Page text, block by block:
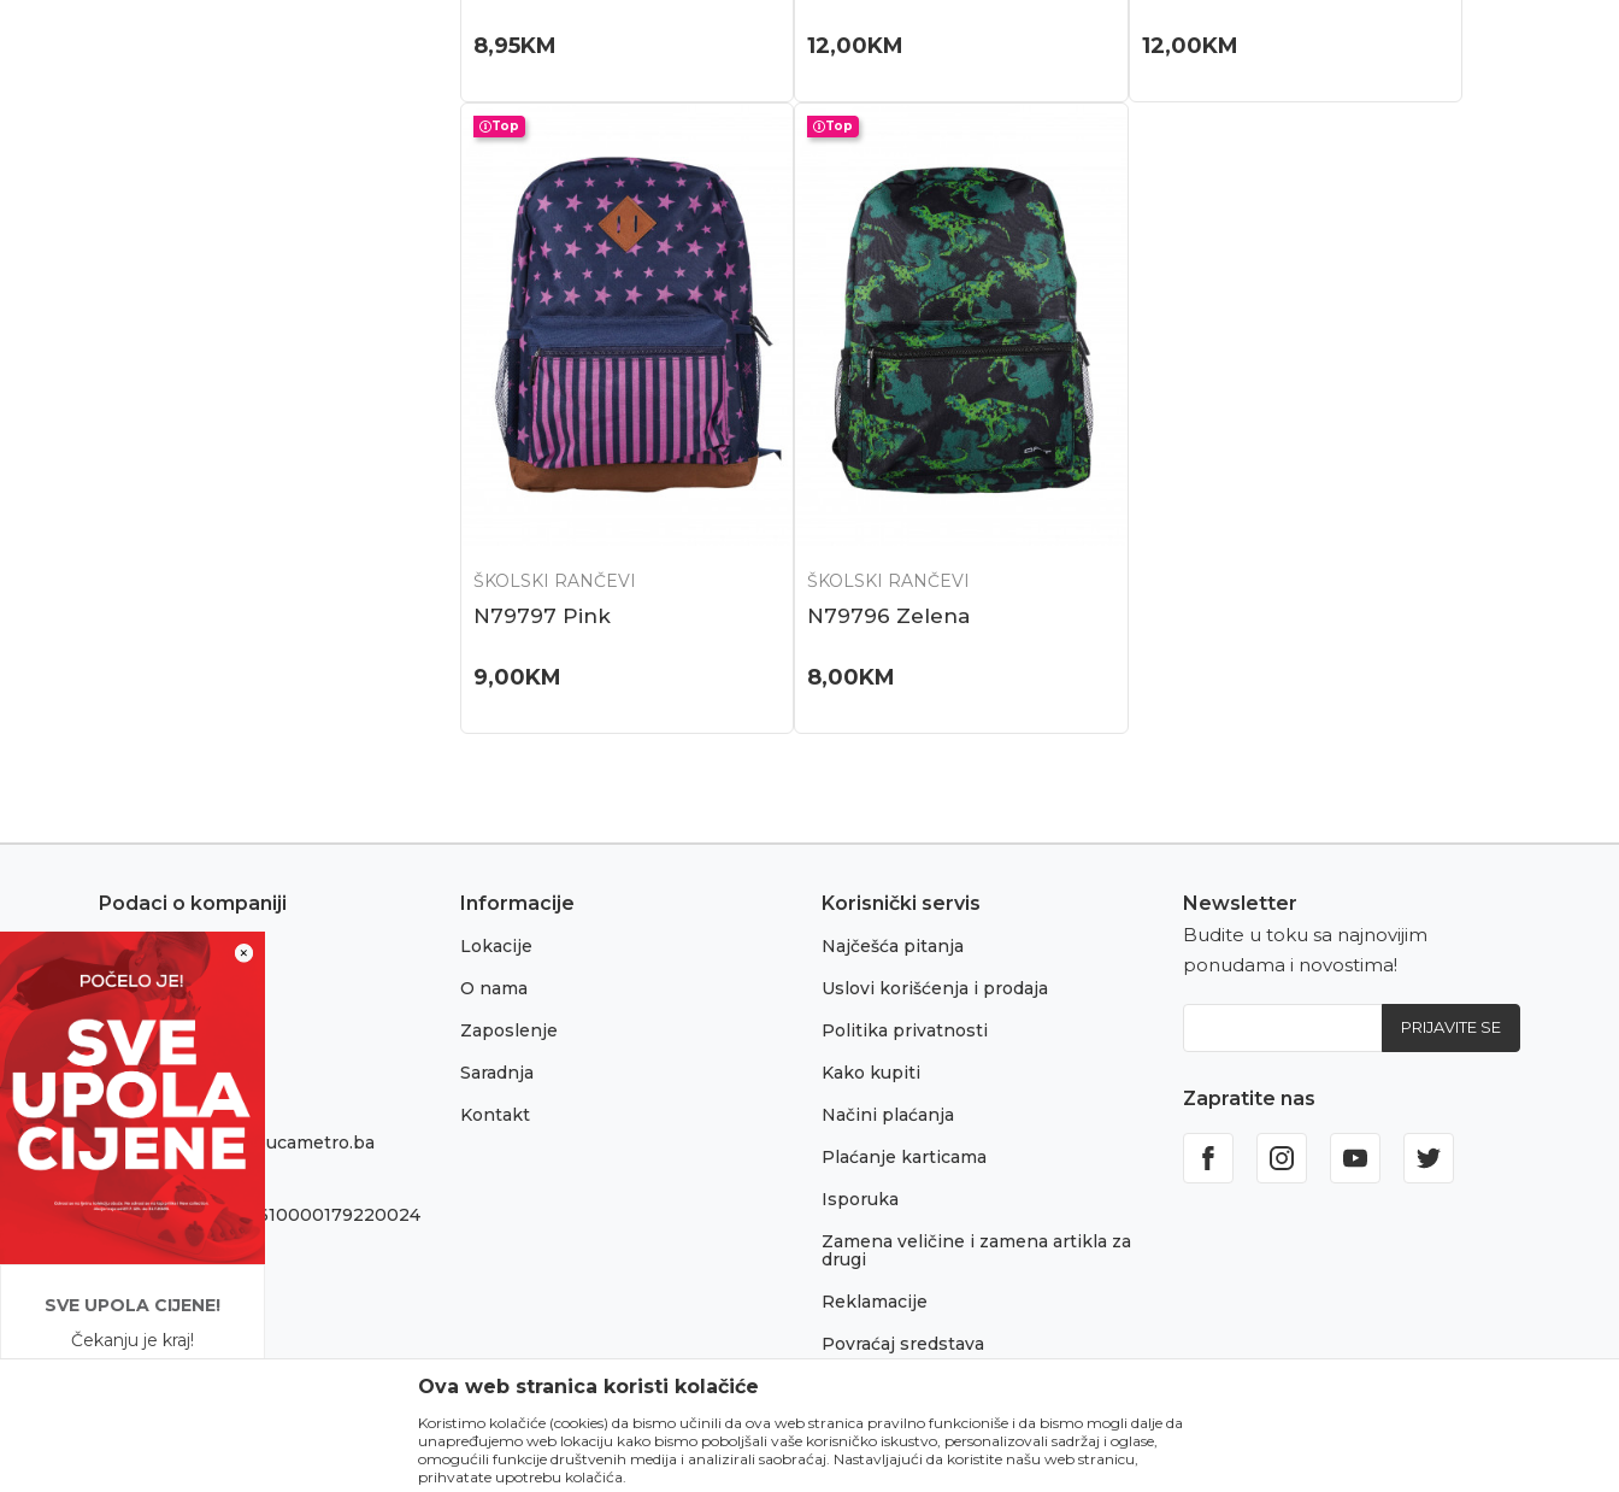
×
SVE UPOLA CIJENE!
Čekanju je kraj!
8,95KM 12,00KM 12,00KM
Top
ŠKOLSKI RANČEVI
N79797 Pink
9,00KM
Top
ŠKOLSKI RANČEVI
N79796 Zelena
8,00KM
Podaci o kompaniji
Adresa:
Sremska 1
76300 Bijeljina
Telefon:
065/052-193
Email:
onlinepodrska@obucametro.ba
Račun:
Raiffeisen banka 1610000179220024
PIB:
Matični broj:
11146040
Informacije
Lokacije
O nama
Zaposlenje
Saradnja
Kontakt
Korisnički servis
Najčešća pitanja
Uslovi korišćenja i prodaja
Politika privatnosti
Kako kupiti
Načini plaćanja
Plaćanje karticama
Isporuka
Zamena veličine i zamena artikla za
drugi
Reklamacije
Povraćaj sredstava
Newsletter
Budite u toku sa najnovijim
ponudama i novostima!
PRIJAVITE SE
Zapratite nas
Ova web stranica koristi kolačiće
Koristimo kolačiće (cookies) da bismo učinili da ova web stranica pravilno funkcioniše i da bismo mogli dalje da
unapređujemo web lokaciju kako bismo poboljšali vaše korisničko iskustvo, personalizovali sadržaj i oglase,
omogućili funkcije društvenih medija i analizirali saobraćaj. Nastavljajući da koristite našu web stranicu,
prihvatate upotrebu kolačića.